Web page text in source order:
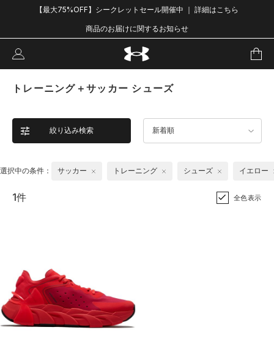
【最大75%OFF】シークレットセール開催中 ｜ 詳細はこちら
商品のお届けに関するお知らせ
トレーニング＋サッカー シューズ
絞り込み検索 新着順
選択中の条件： サッカー トレーニング シューズ イエロー
1件 全色表示